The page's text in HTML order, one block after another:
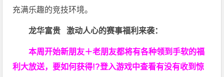
充满乐趣的竞技环境。
龙华富贵 激动人心的赛事福利来袭：
本周开始新朋友＋老朋友都将有各种领到手软的福
利大放送，要如何获得!?登入游戏中查看有没有收到惊